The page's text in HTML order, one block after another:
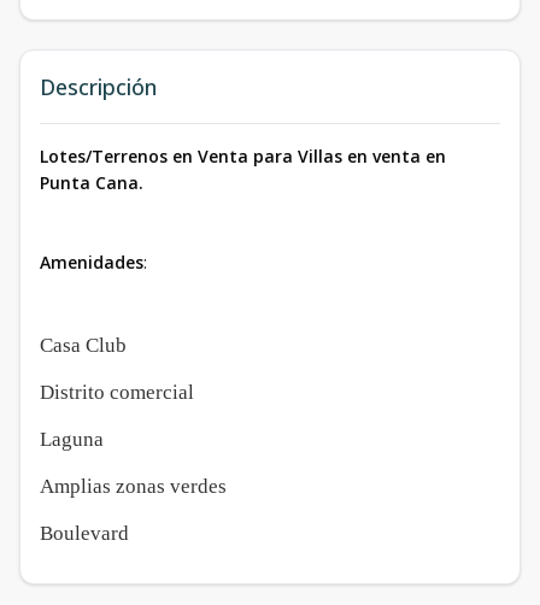
Descripción
Lotes/Terrenos en Venta para Villas en venta en
Punta Cana.
Amenidades:
Casa Club
Distrito comercial
Laguna
Amplias zonas verdes
Boulevard